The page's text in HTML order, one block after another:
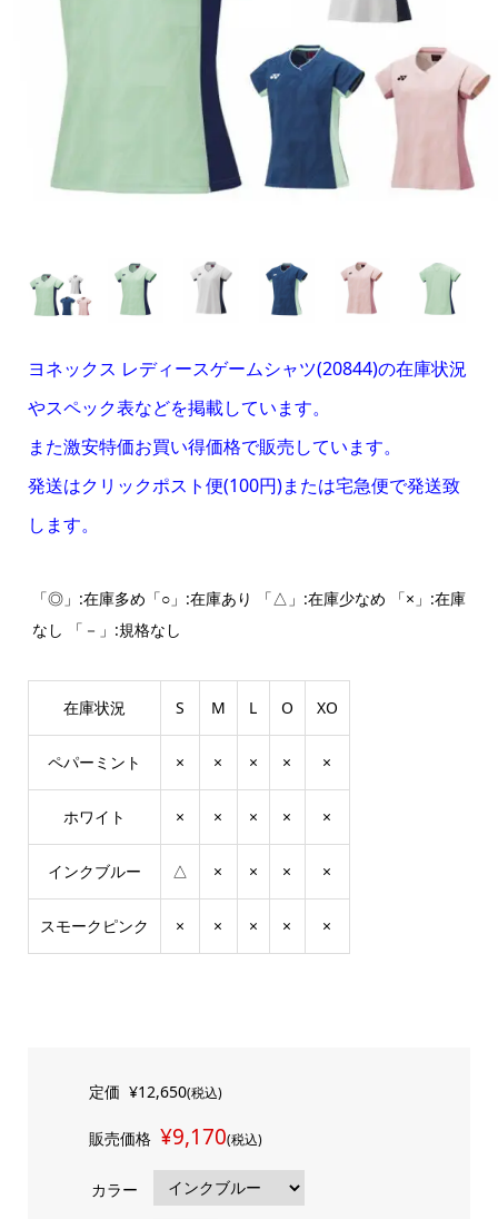
ヨネックス レディースゲームシャツ(20844)の在庫状況
やスペック表などを掲載しています。
また激安特価お買い得価格で販売しています。
発送はクリックポスト便(100円)または宅急便で発送致
します。
「◎」:在庫多め「○」:在庫あり 「△」:在庫少なめ 「×」:在庫
なし 「－」:規格なし
在庫状況 S M L O XO
ペパーミント × × × × ×
ホワイト × × × × ×
インクブルー △ × × × ×
スモークピンク × × × × ×
定価 ¥12,650(税込)
販売価格 ¥9,170(税込)
カラー